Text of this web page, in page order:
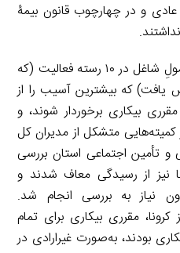
و در چهارچوب قانون بیمۀ
در ابتدا قرار بود بیمه‌شدگان مشمولِ شاغل در ۱۰ رسته ‌فعالیت (که
افزایش یافت) که بیشترین آسیب را از
بیکاری برخوردار شوند، و
متشکل از مدیران کل
و تأمین اجتماعی استان بررسی
نیز از رسیدگی معاف شدند و
نیاز به بررسی انجام شد.
مقرری بیکاری برای تمام
بودند، به‌صورت غیرارادی در